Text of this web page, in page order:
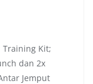
Training Kit;
dan 2x
Jemput